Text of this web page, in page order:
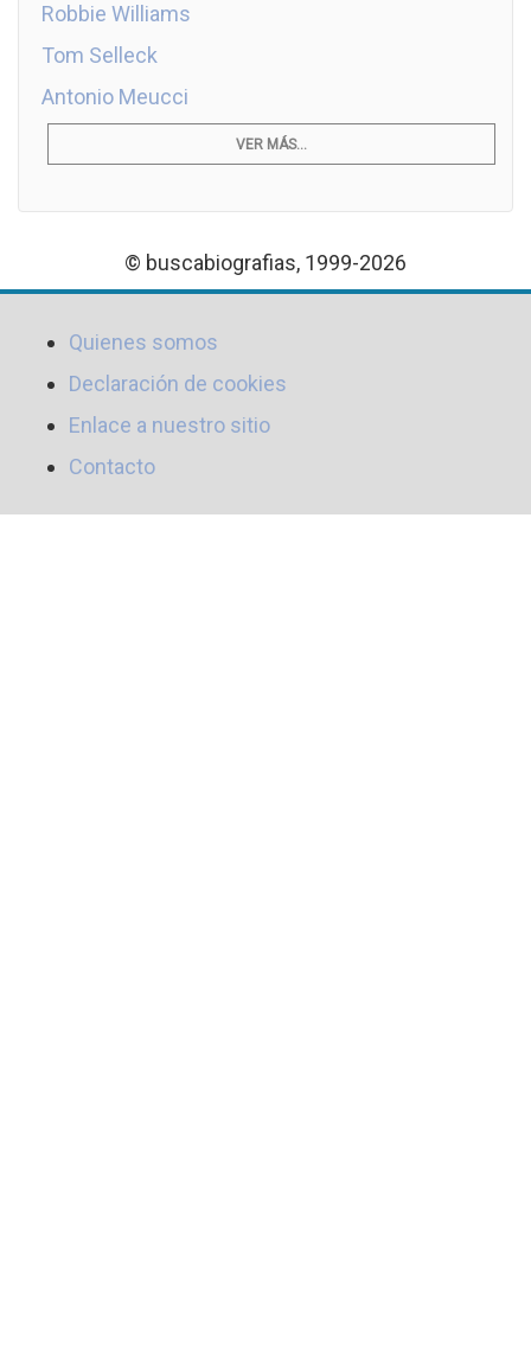
Robbie Williams
Tom Selleck
Antonio Meucci
VER MÁS...
© buscabiografias, 1999-2026
Quienes somos
Declaración de cookies
Enlace a nuestro sitio
Contacto